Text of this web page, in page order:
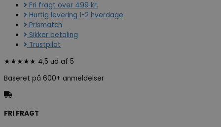
Fri fragt over 499 kr.
Hurtig levering 1-2 hverdage
Prismatch
Sikker betaling
Trustpilot
★★★★★ 4,5 ud af 5
Baseret på 600+ anmeldelser
FRI FRAGT